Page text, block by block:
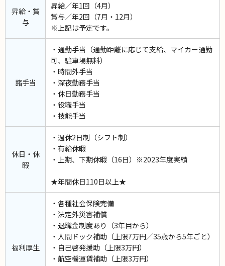
昇給・賞
与
昇給／年1回（4月）
賞与／年2回（7月・12月）
※上記は予定です。
諸手当
・通勤手当（通勤距離に応じて支給、マイカー通勤
可、駐車場無料）
・時間外手当
・深夜勤務手当
・休日勤務手当
・役職手当
・技能手当
休日・休
暇
・週休2日制（シフト制）
・有給休暇
・上期、下期休暇（16日）※2023年度実績
★年間休日110日以上★
福利厚生
・各種社会保険完備
・法定外災害補償
・退職金制度あり（3年目から）
・人間ドック補助（上限7万円／35歳から5年ごと）
・自己啓発援助（上限3万円）
・航空機運賃補助（上限3万円）